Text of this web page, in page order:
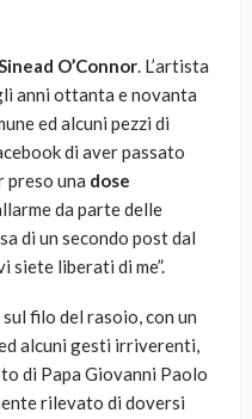
O’Connor. L’artista
anni ottanta e novanta
ed alcuni pezzi di
di aver passato
preso una dose
da parte delle
di un secondo post dal
siete liberati di me”.
filo del rasoio, con un
alcuni gesti irriverenti,
di Papa Giovanni Paolo
rilevato di doversi